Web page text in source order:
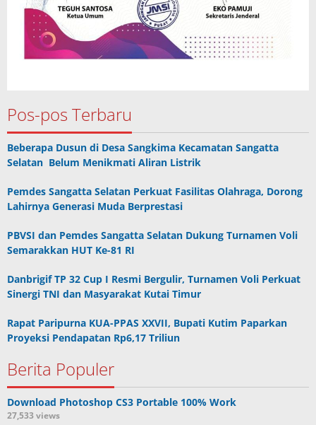
Pos-pos Terbaru
Beberapa Dusun di Desa Sangkima Kecamatan Sangatta
Selatan Belum Menikmati Aliran Listrik
Pemdes Sangatta Selatan Perkuat Fasilitas Olahraga, Dorong
Lahirnya Generasi Muda Berprestasi
PBVSI dan Pemdes Sangatta Selatan Dukung Turnamen Voli
Semarakkan HUT Ke-81 RI
Danbrigif TP 32 Cup I Resmi Bergulir, Turnamen Voli Perkuat
Sinergi TNI dan Masyarakat Kutai Timur
Rapat Paripurna KUA-PPAS XXVII, Bupati Kutim Paparkan
Proyeksi Pendapatan Rp6,17 Triliun
Berita Populer
Download Photoshop CS3 Portable 100% Work
27,533 views